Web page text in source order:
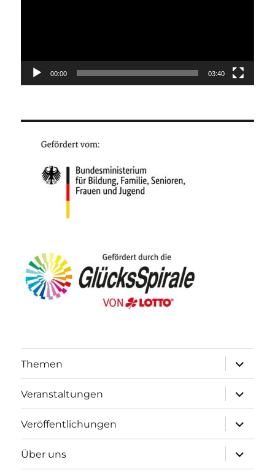
00:00 03:40
Themen
öffnen
Veranstaltungen
öffnen
Veröffentlichungen
öffnen
Über uns
öffnen